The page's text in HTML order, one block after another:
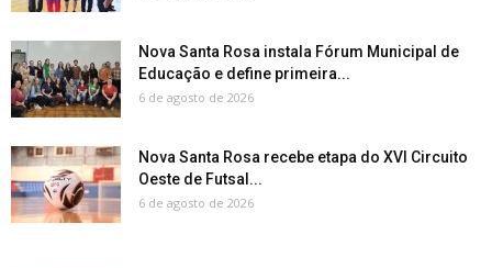
Nova Santa Rosa instala Fórum Municipal de
Educação e define primeira...
6 de agosto de 2026
Nova Santa Rosa recebe etapa do XVI Circuito
Oeste de Futsal...
6 de agosto de 2026